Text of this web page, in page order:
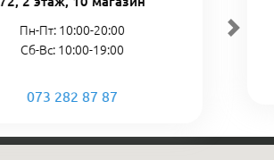
Пн-Пт: 10:00-20:00
Сб-Вс: 10:00-19:00
073 282 87 87